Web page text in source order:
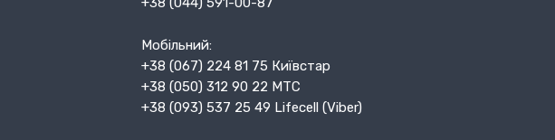
Мобільний:
+38 (067) 224 81 75 Київстар
+38 (050) 312 90 22 МТС
+38 (093) 537 25 49 Lifecell (Viber)